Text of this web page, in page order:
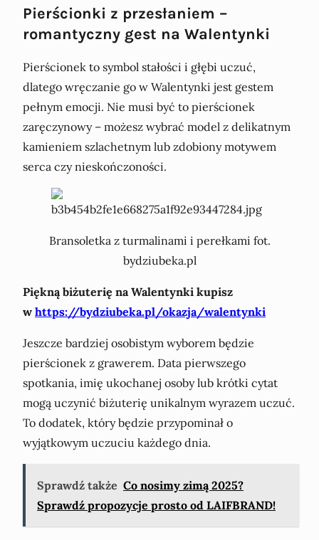
Pierścionki z przesłaniem –
romantyczny gest na Walentynki
Pierścionek to symbol stałości i głębi uczuć,
dlatego wręczanie go w Walentynki jest gestem
pełnym emocji. Nie musi być to pierścionek
zaręczynowy – możesz wybrać model z delikatnym
kamieniem szlachetnym lub zdobiony motywem
serca czy nieskończoności.
Bransoletka z turmalinami i perełkami fot.
bydziubeka.pl
Piękną biżuterię na Walentynki kupisz
w https://bydziubeka.pl/okazja/walentynki
Jeszcze bardziej osobistym wyborem będzie
pierścionek z grawerem. Data pierwszego
spotkania, imię ukochanej osoby lub krótki cytat
mogą uczynić biżuterię unikalnym wyrazem uczuć.
To dodatek, który będzie przypominał o
wyjątkowym uczuciu każdego dnia.
Sprawdź także Co nosimy zimą 2025?
Sprawdź propozycje prosto od LAIFBRAND!